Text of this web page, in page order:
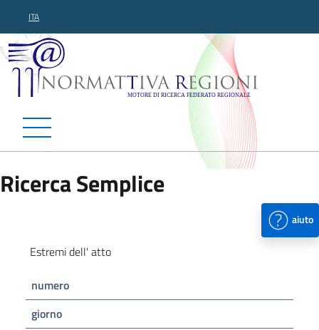
ITA
Normattiva Regioni -
Ricerca Semplice
aiuto
Estremi dell' atto
numero
giorno